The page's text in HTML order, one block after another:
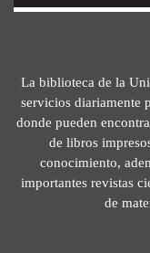
La biblioteca de la
servicios diariamente
donde pueden
de libros
conocimiento,
importantes revistas
de